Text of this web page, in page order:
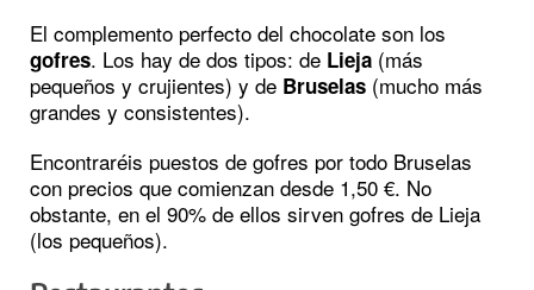
El complemento perfecto del chocolate son los
gofres. Los hay de dos tipos: de Lieja (más
pequeños y crujientes) y de Bruselas (mucho más
grandes y consistentes).
Encontraréis puestos de gofres por todo Bruselas
con precios que comienzan desde 1,50 €. No
obstante, en el 90% de ellos sirven gofres de Lieja
(los pequeños).